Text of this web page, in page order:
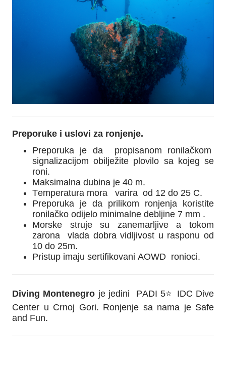
Preporuke i uslovi za ronjenje.
Preporuka je da propisanom ronilačkom
signalizacijom obilježite plovilo sa kojeg se
roni.
Maksimalna dubina je 40 m.
Temperatura mora varira od 12 do 25 C.
Preporuka je da prilikom ronjenja koristite
ronilačko odijelo minimalne debljine 7 mm .
Morske struje su zanemarljive a tokom
zarona vlada dobra vidljivost u rasponu od
10 do 25m.
Pristup imaju sertifikovani AOWD ronioci.
Diving Montenegro je jedini PADI 5⭐️ IDC Dive
Center u Crnoj Gori. Ronjenje sa nama je Safe
and Fun.